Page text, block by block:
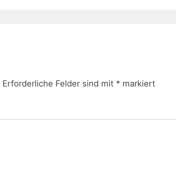
Erforderliche Felder sind mit * markiert